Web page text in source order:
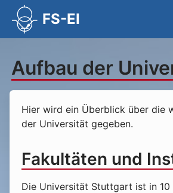
FS-EI
Aufbau der
Hier wird ein Überblick über die
der Universität gegeben.
Fakultäten und
Die Universität Stuttgart ist in 10